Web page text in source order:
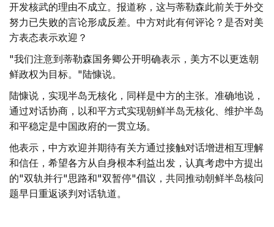
开发核武的理由不成立。报道称，这与蒂勒森此前关于外交
努力已失败的言论形成反差。中方对此有何评论？是否对美
方表态表示欢迎？
"我们注意到蒂勒森国务卿公开明确表示，美方不以更迭朝
鲜政权为目标。"陆慷说。
陆慷说，实现半岛无核化，同样是中方的主张。准确地说，
通过对话协商，以和平方式实现朝鲜半岛无核化、维护半岛
和平稳定是中国政府的一贯立场。
他表示，中方欢迎并期待有关方通过接触对话增进相互理解
和信任，希望各方从自身根本利益出发，认真考虑中方提出
的"双轨并行"思路和"双暂停"倡议，共同推动朝鲜半岛核问
题早日重返谈判对话轨道。